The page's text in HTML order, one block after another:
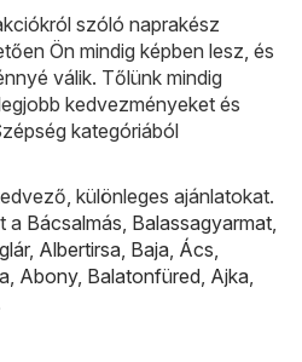
szóló naprakész
Ön mindig képben lesz, és
válik. Tőlünk mindig
kedvezményeket és
kategóriából
különleges ajánlatokat.
a Bácsalmás, Balassagyarmat,
, Albertirsa, Baja, Ács,
, Abony, Balatonfüred, Ajka,